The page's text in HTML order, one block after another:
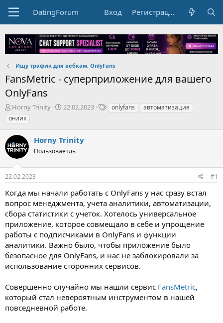
DatingForum Вход Регистрация
Ищу трафик для вебкам, OnlyFans
FansMetric - суперприложение для вашего
OnlyFans
А
в
т
о
р
т
е
м
ы
Horny Trinity
Д
н
а
а
22.02.2023
Тonlyfans
автоматизация
онлик
Horny Trinity
Пользоваетль
22.02.2023 #1
Когда мы начали работать с OnlyFans у нас сразу встал
вопрос менеджмента, учета аналитики, автоматизации,
сбора статистики с учеток. Хотелось универсальное
приложение, которое совмещало в себе и упрощение
работы с подписчиками в OnlyFans и функции
аналитики. Важно было, чтобы приложение было
безопасное для OnlyFans, и нас не заблокировали за
использование сторонних сервисов.
Совершенно случайно мы нашли сервис FansMetric,
который стал невероятным инструментом в нашей
повседневной работе.